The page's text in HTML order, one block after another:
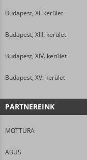
Budapest, XI. kerület
Budapest, XIII. kerület
Budapest, XIV. kerület
Budapest, XV. kerület
PARTNEREINK
MOTTURA
ABUS